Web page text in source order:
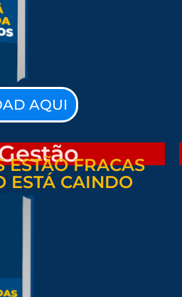
AQUI
ESTÃO FRACAS
ESTÁ CAINDO